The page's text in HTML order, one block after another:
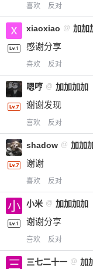
喜欢 反对
xiaoxiao @ 加加
感谢分享
喜欢 反对
嗯哼 @ 加加加加
谢谢发现
喜欢 反对
shadow @ 加加
谢谢
喜欢 反对
小米 @ 加加加加
谢谢分享
喜欢 反对
三七二十一 @ 加